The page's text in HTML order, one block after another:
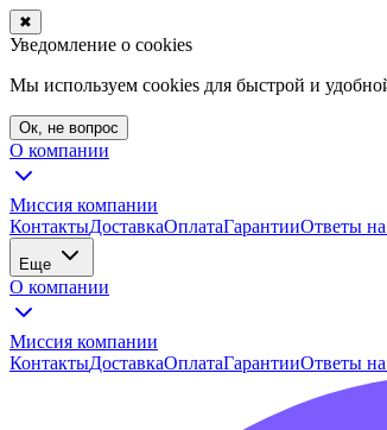
✖
Уведомление о cookies
Мы используем cookies для быстрой и
Ок, не вопрос
О компании
Миссия компании
КонтактыДоставкаОплатаГарантииОтветы
Еще
О компании
Миссия компании
КонтактыДоставкаОплатаГарантииОтветы